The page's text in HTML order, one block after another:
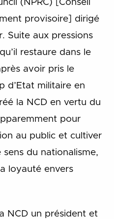
(NPRC) [Conseil
provisoire] dirigé
Suite aux pressions
restaure dans le
avoir pris le
d’Etat militaire en
la NCD en vertu du
pour
au public et cultiver
du nationalisme,
loyauté envers
NCD un président et